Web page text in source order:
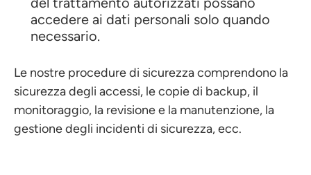
accedere ai dati personali solo quando
necessario.
Le nostre procedure di sicurezza comprendono la
sicurezza degli accessi, le copie di backup, il
monitoraggio, la revisione e la manutenzione, la
gestione degli incidenti di sicurezza, ecc.